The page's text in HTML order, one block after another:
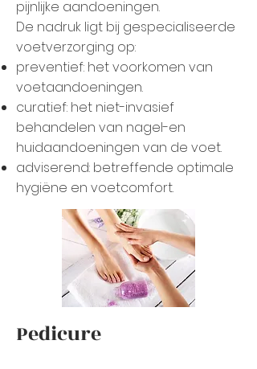
pijnlijke aandoeningen.
De nadruk ligt bij gespecialiseerde
voetverzorging op:
preventief: het voorkomen van
voetaandoeningen.
curatief: het niet-invasief
behandelen van nagel-en
huidaandoeningen van de voet.
adviserend: betreffende optimale
hygiëne en voetcomfort.
Pedicure